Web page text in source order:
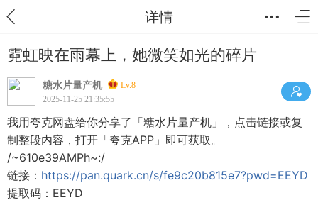
详情
霓虹映在雨幕上，她微笑如光的碎片
糖水片量产机
Lv.8
2025-11-25 21:35:55
我用夸克网盘给你分享了「糖水片量产机」，点击链接或复
制整段内容，打开「夸克APP」即可获取。
/~610e39AMPh~:/
链接： https://pan.quark.cn/s/fe9c20b815e7?pwd=EEYD
提取码：EEYD